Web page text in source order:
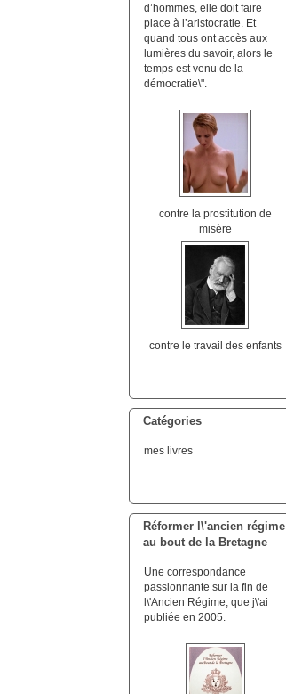
d’hommes, elle doit faire
place à l’aristocratie. Et
quand tous ont accès aux
lumières du savoir, alors le
temps est venu de la
démocratie\".
contre la prostitution de
misère
contre le travail des enfants
Catégories
mes livres
Réformer l\'ancien régime
au bout de la Bretagne
Une correspondance
passionnante sur la fin de
l\'Ancien Régime, que j\'ai
publiée en 2005.